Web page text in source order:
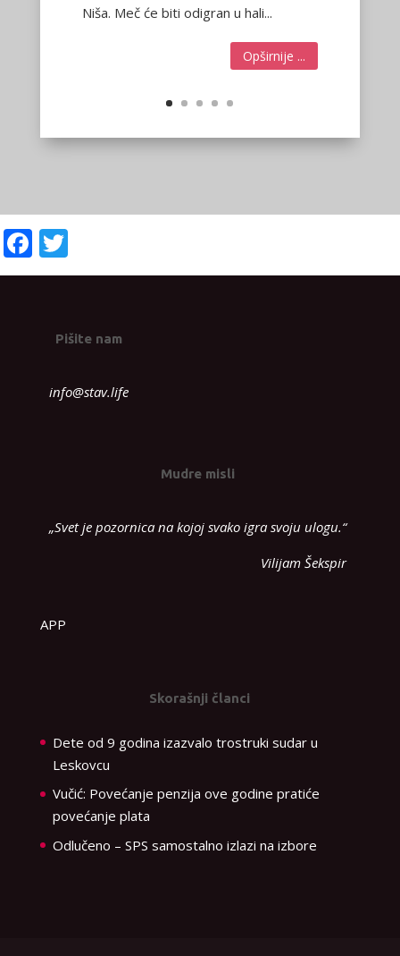
Facebook
Pišite nam
info@stav.life
Mudre misli
„Svet je pozornica na kojoj svako igra svoju ulogu.“
Vilijam Šekspir
APP
Skorašnji članci
Dete od 9 godina izazvalo trostruki sudar u
Leskovcu
Vučić: Povećanje penzija ove godine pratiće
povećanje plata
Odlučeno – SPS samostalno izlazi na izbore